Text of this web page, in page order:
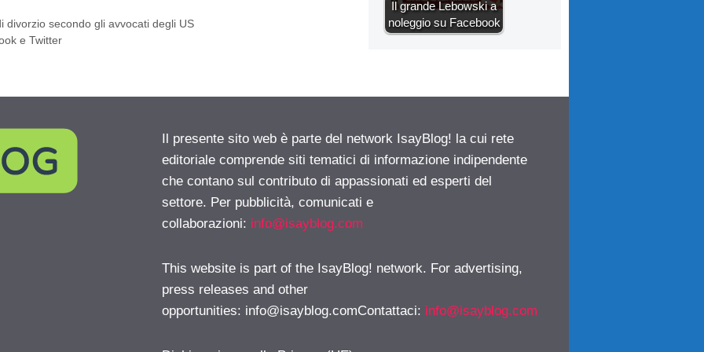
divorzio secondo gli avvocati degli US
e Twitter
Il grande Lebowski a
noleggio su Facebook
Il presente sito web è parte del network IsayBlog! la cui rete
editoriale comprende siti tematici di informazione indipendente
che contano sul contributo di appassionati ed esperti del
settore. Per pubblicità, comunicati e
collaborazioni: info@isayblog.com
This website is part of the IsayBlog! network. For advertising,
press releases and other
opportunities: info@isayblog.comContattaci: info@isayblog.com